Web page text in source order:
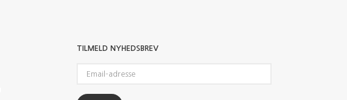
TILMELD NYHEDSBREV
adresse